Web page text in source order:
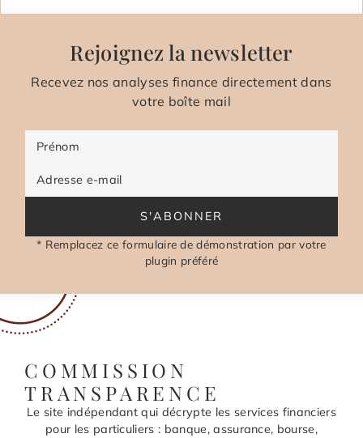
Rejoignez la newsletter
Recevez nos analyses finance directement dans
votre boîte mail
Prénom
Adresse e-mail
S'ABONNER
* Remplacez ce formulaire de démonstration par votre
plugin préféré
COMMISSION
TRANSPARENCE
Le site indépendant qui décrypte les services financiers
pour les particuliers : banque, assurance, bourse,